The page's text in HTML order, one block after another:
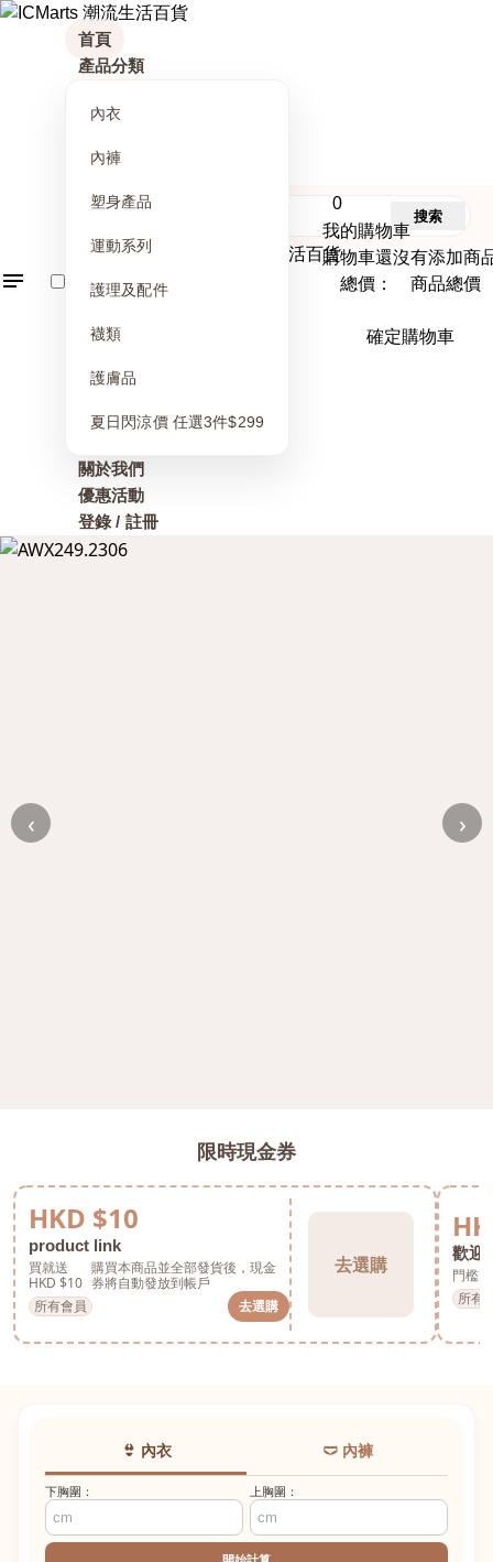
首頁
產品分類
內衣
內褲
塑身產品
運動系列
護理及配件
襪類
護膚品
夏日閃涼價 任選3件$299
關於我們
優惠活動
登錄 / 註冊
0
我的購物車
購物車還沒有添加商
總價： 商品總價
確定購物車
搜索
‹ ›
限時現金券
HKD $10
product link
買就送
HKD $10
購買本商品並全部發貨後，現金
券將自動發放到帳戶
所有會員
去選購
去選購
歡迎
門檻
所有
👙 內衣 🩲 內褲
下胸圍： 上胸圍：